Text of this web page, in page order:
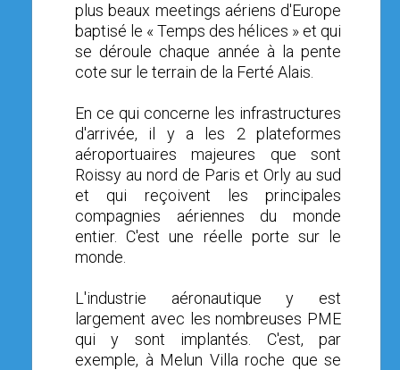
plus beaux meetings aériens d'Europe
baptisé le « Temps des hélices » et qui
se déroule chaque année à la pente
cote sur le terrain de la Ferté Alais.
En ce qui concerne les infrastructures
d'arrivée, il y a les 2 plateformes
aéroportuaires majeures que sont
Roissy au nord de Paris et Orly au sud
et qui reçoivent les principales
compagnies aériennes du monde
entier. C'est une réelle porte sur le
monde.
L'industrie aéronautique y est
largement avec les nombreuses PME
qui y sont implantés. C'est, par
exemple, à Melun Villa roche que se